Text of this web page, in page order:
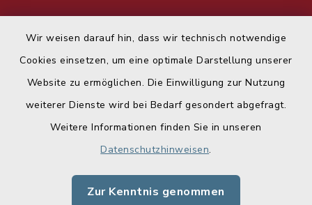
Wir weisen darauf hin, dass wir technisch notwendige
Cookies einsetzen, um eine optimale Darstellung unserer
Website zu ermöglichen. Die Einwilligung zur Nutzung
weiterer Dienste wird bei Bedarf gesondert abgefragt.
Weitere Informationen finden Sie in unseren
Datenschutzhinweisen.
Zur Kenntnis genommen
Datenschutz
Impressum
Sitemap
Cookie-Einstellungen